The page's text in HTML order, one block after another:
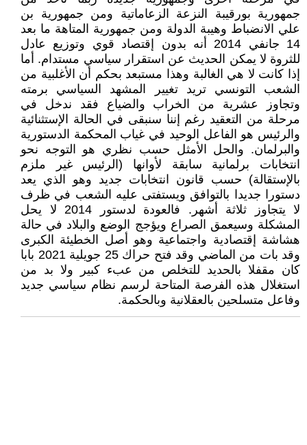
جمهورية بورقيبة النزعة الزعاماتية ومن جمهورية بن
علي الانضباط وهيبة الدولة ومن جمهورية المتاهة ما بعد
14 جانفي 2014 أنه بدون إقتصاد قوي وتوزيع عادل
للثروة لا يمكن الحديث عن استقرار سياسي مستدام. أما
إذا كانت لا هي الغالبة وهذا مستبعد بحكم أن الأغلبية من
الشعب التونسي تريد تغيير المشهد السياسي برمته
وتجاوز عشرية من الخراب والضياع فقد ندخل في
مرحلة من التعقيد رغم إننا سنبقى في الحالة الإستثنائية
والرئيس هو الفاعل الوحيد في غياب المحكمة الدستورية
والبرلمان. والحل الأمثل حسب نظري هو التوجه نحو
انتخابات برلمانية سابقة لأوانها (الرئيس غير ملزم
بالإستقالة) حسب قانون انتخابات جديد وهو الذي يعد
دستورا جديدا بالتوافق ويستفتى عليه الشعب في ظرف
لا يتجاوز ثلاثة أشهر. فالعودة لدستور 2014 لا يحل
المشكلة وسيعمق الصراع ويؤجج الوضع والبلاد في حالة
هشاشة إقتصادية واجتماعية وهو أصل الخطيئة الكبرى
وقد بات من الماضي وقد فتح حراك 25 جويلية 2021 بابا
كان مقفلا بالحديد للتخلص من عبء كبير ولا بد من
استغلال هذه الفرصة المتاحة لرسم نظام سياسي جديد
وفاعل متسلحين بالعقلانية وبالحكمة.